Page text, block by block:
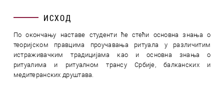
ИСХОД
По окончању наставе студенти ће стећи основна знања о
теоријском правцима проучавања ритуала у различитим
истраживачким традицијама као и основна знања о
ритуалима и ритуалном трансу Србије, балканских и
медитеранских друштава.